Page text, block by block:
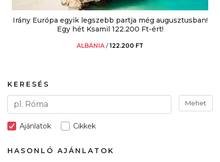
Irány Európa egyik legszebb partja még augusztusban!
Egy hét Ksamil 122.200 Ft-ért!
ALBÁNIA /122.200 FT
KERESÉS
Mehet
Ajánlatok Cikkek
HASONLÓ AJÁNLATOK